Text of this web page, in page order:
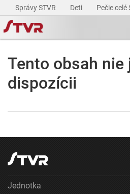
Správy STVR Deti Pečie celé
Tento obsah nie
dispozícii
Jednotka